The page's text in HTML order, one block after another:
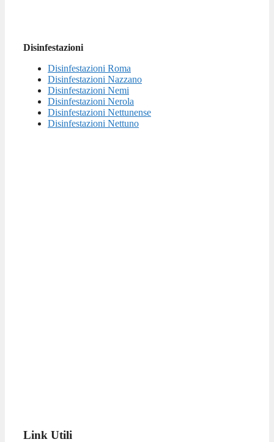
Disinfestazioni
Disinfestazioni Roma
Disinfestazioni Nazzano
Disinfestazioni Nemi
Disinfestazioni Nerola
Disinfestazioni Nettunense
Disinfestazioni Nettuno
Link Utili